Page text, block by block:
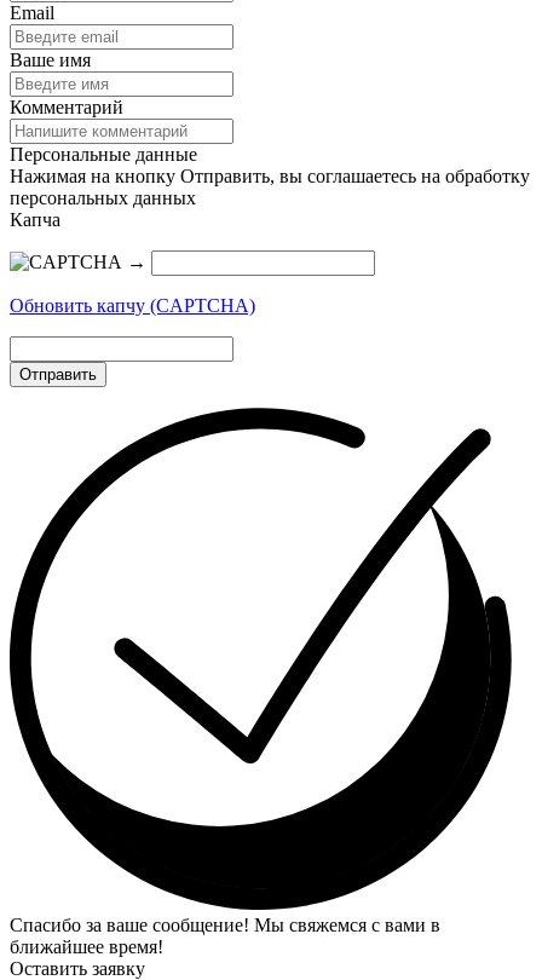
Email
Ваше имя
Комментарий
Персональные данные
Нажимая на кнопку Отправить, вы соглашаетесь на обработку
персональных данных
Капча
→
Обновить капчу (CAPTCHA)
Отправить
Спасибо за ваше сообщение! Мы свяжемся с вами в
ближайшее время!
Оставить заявку